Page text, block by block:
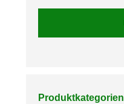
Produktkategorien